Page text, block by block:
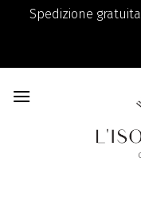
Spedizione
content